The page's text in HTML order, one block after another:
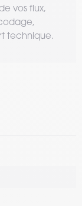
vos flux,
technique.